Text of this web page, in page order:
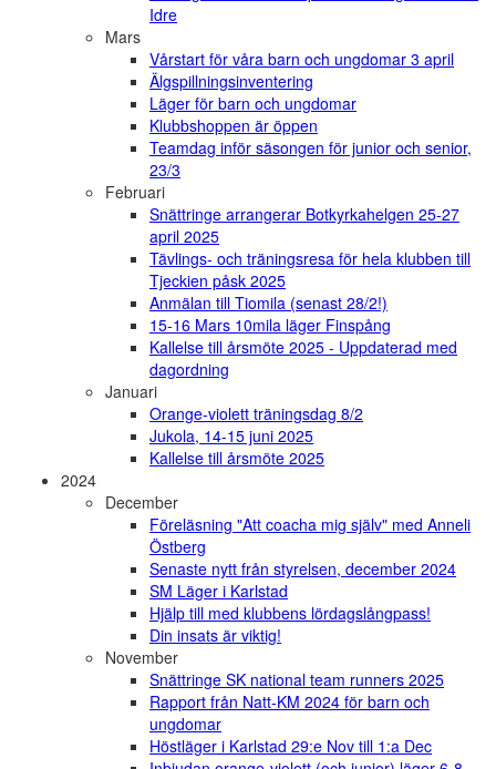
Idre
Mars
Vårstart för våra barn och ungdomar 3 april
Älgspillningsinventering
Läger för barn och ungdomar
Klubbshoppen är öppen
Teamdag inför säsongen för junior och senior,
23/3
Februari
Snättringe arrangerar Botkyrkahelgen 25-27
april 2025
Tävlings- och träningsresa för hela klubben till
Tjeckien påsk 2025
Anmälan till Tiomila (senast 28/2!)
15-16 Mars 10mila läger Finspång
Kallelse till årsmöte 2025 - Uppdaterad med
dagordning
Januari
Orange-violett träningsdag 8/2
Jukola, 14-15 juni 2025
Kallelse till årsmöte 2025
2024
December
Föreläsning "Att coacha mig själv" med Anneli
Östberg
Senaste nytt från styrelsen, december 2024
SM Läger i Karlstad
Hjälp till med klubbens lördagslångpass!
Din insats är viktig!
November
Snättringe SK national team runners 2025
Rapport från Natt-KM 2024 för barn och
ungdomar
Höstläger i Karlstad 29:e Nov till 1:a Dec